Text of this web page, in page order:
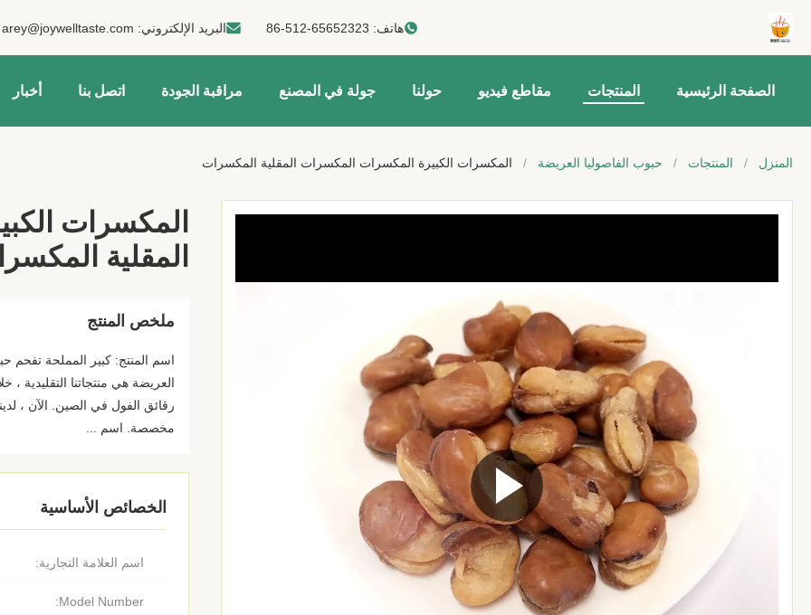
هاتف: 86-512-65652323 البريد الإلكتروني: arey@joywelltaste.com
الصفحة الرئيسية المنتجات مقاطع فيديو حولنا جولة في المصنع مراقبة الجودة اتصل بنا أخبار
المنزل / المنتجات / حبوب الفاصوليا العريضة / المكسرات الكبيرة المكسرات المكسرات المقلية المكسرات
المكسرات
المقلية
ملخص المنتج
العريضة هي منتجاتنا التقليدية
مخصصة. اسم ...
الخصائص الأساسية
اسم العلامة التجارية:
Model Number: